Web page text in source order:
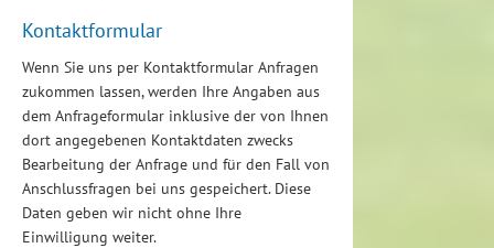
Kontaktformular
Wenn Sie uns per Kontaktformular Anfragen
zukommen lassen, werden Ihre Angaben aus
dem Anfrageformular inklusive der von Ihnen
dort angegebenen Kontaktdaten zwecks
Bearbeitung der Anfrage und für den Fall von
Anschlussfragen bei uns gespeichert. Diese
Daten geben wir nicht ohne Ihre
Einwilligung weiter.